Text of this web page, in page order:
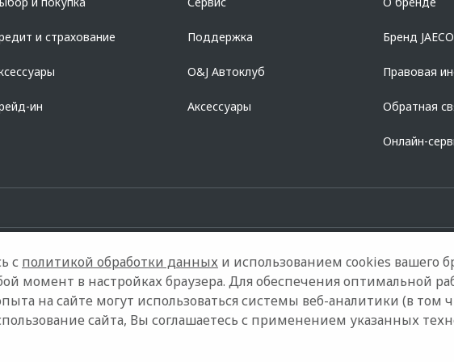
Альфа-Банк. ИНН 7728168971 ОГРН 1027700067328 место нахождение 107078, г. Москва, ул.
и страхование
ин
Поддержка
O&J Автоклуб
Аксессуары
Бренд
Правовая
Обратная
Онлайн-
модели Контакты Правовая информация
с политикой обработки данных и использованием cookies вашего
момент в настройках браузера. Для обеспечения оптимальной
на сайте могут использоваться системы веб-аналитики (в том
сайта, Вы соглашаетесь с применением указанных